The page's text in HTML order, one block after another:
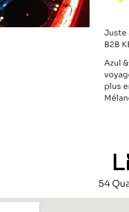
Juste
B2B
Azul
plus
54